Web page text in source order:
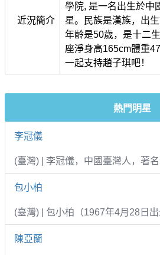
近況簡介
學院, 是一名出生於中
星。民族是漢族，出
年齡是50歲，是十二
座淨身高165cm體重
一起支持趙子琪吧！
熱門明星
李冠儀
(臺灣) | 李冠儀，中國臺灣人，著
包小柏
(臺灣) | 包小柏（1967年4月28日出
陳亞蘭